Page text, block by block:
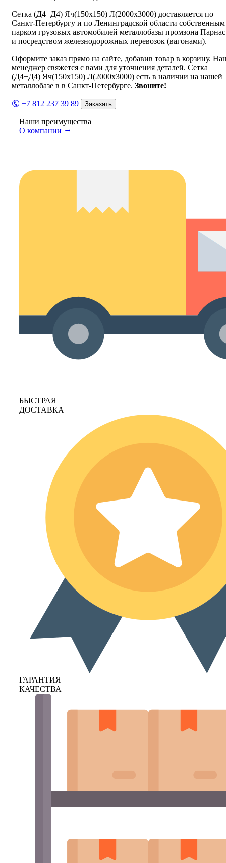
Сетка (Д4+Д4) Яч(150х150) Л(2000х3000) доставляется по
Санкт-Петербургу и по Ленинградской области собственным
парком грузовых автомобилей металлобазы промзона Парнас
и посредством железнодорожных перевозок (вагонами).
Оформите заказ прямо на сайте, добавив товар в корзину.
менеджер свяжется с вами для уточнения деталей. Сетка
(Д4+Д4) Яч(150х150) Л(2000х3000) есть в наличии на нашей
металлобазе в в Санкт-Петербурге. Звоните!
+7 812 237 39 89 Заказать
Наши преимущества
О компании
БЫСТРАЯ
ДОСТАВКА
ГАРАНТИЯ
КАЧЕСТВА